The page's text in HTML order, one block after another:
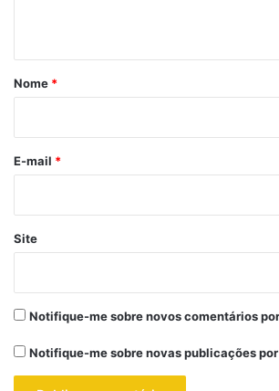
r
*
Nome *
E-mail *
Site
Notifique-me sobre novos comentários
Notifique-me sobre novas publicações